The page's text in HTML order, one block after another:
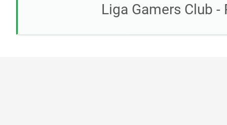
Liga Gamers Club